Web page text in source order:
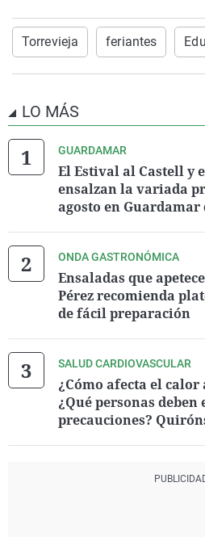
Torrevieja feriantes
LO MÁS
GUARDAMAR
El Estival al Castell y
ensalzan la variada
agosto en Guardamar
ONDA GASTRONÓMICA
Ensaladas que
Pérez recomienda
de fácil preparación
SALUD CARDIOVASCULAR
¿Cómo afecta el
¿Qué personas
precauciones?